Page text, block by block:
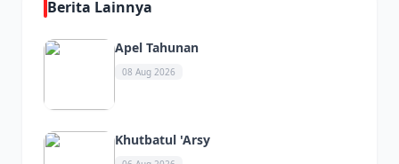
Berita Lainnya
Apel Tahunan
08 Aug 2026
Khutbatul 'Arsy